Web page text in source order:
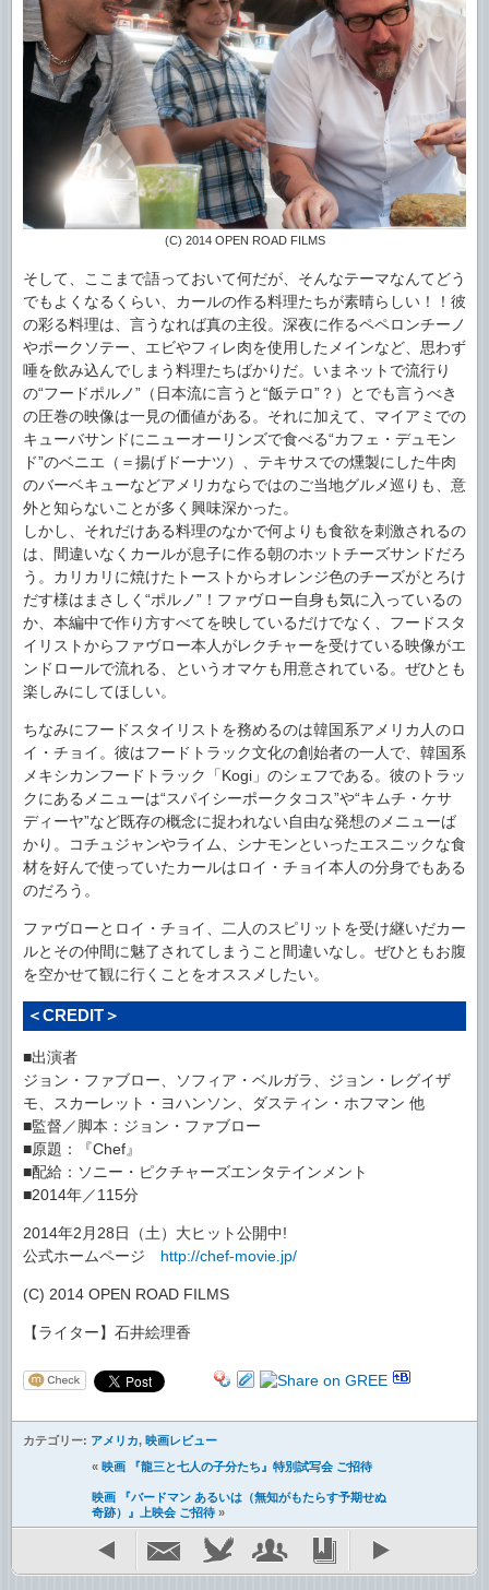
(C) 2014 OPEN ROAD FILMS
そして、ここまで語っておいて何だが、そんなテーマなんてどう
でもよくなるくらい、カールの作る料理たちが素晴らしい！！彼
の彩る料理は、言うなれば真の主役。深夜に作るペペロンチーノ
やポークソテー、エビやフィレ肉を使用したメインなど、思わず
唾を飲み込んでしまう料理たちばかりだ。いまネットで流行り
の“フードポルノ”（日本流に言うと“飯テロ”？）とでも言うべき
の圧巻の映像は一見の価値がある。それに加えて、マイアミでの
キューバサンドにニューオーリンズで食べる“カフェ・デュモン
ド”のベニエ（＝揚げドーナツ）、テキサスでの燻製にした牛肉
のバーベキューなどアメリカならではのご当地グルメ巡りも、意
外と知らないことが多く興味深かった。
しかし、それだけある料理のなかで何よりも食欲を刺激されるの
は、間違いなくカールが息子に作る朝のホットチーズサンドだろ
う。カリカリに焼けたトーストからオレンジ色のチーズがとろけ
だす様はまさしく“ポルノ”！ファヴロー自身も気に入っているの
か、本編中で作り方すべてを映しているだけでなく、フードスタ
イリストからファヴロー本人がレクチャーを受けている映像がエ
ンドロールで流れる、というオマケも用意されている。ぜひとも
楽しみにしてほしい。
ちなみにフードスタイリストを務めるのは韓国系アメリカ人のロ
イ・チョイ。彼はフードトラック文化の創始者の一人で、韓国系
メキシカンフードトラック「Kogi」のシェフである。彼のトラッ
クにあるメニューは“スパイシーポークタコス”や“キムチ・ケサ
ディーヤ”など既存の概念に捉われない自由な発想のメニューば
かり。コチュジャンやライム、シナモンといったエスニックな食
材を好んで使っていたカールはロイ・チョイ本人の分身でもある
のだろう。
ファヴローとロイ・チョイ、二人のスピリットを受け継いだカー
ルとその仲間に魅了されてしまうこと間違いなし。ぜひともお腹
を空かせて観に行くことをオススメしたい。
＜CREDIT＞
■出演者
ジョン・ファブロー、ソフィア・ベルガラ、ジョン・レグイザ
モ、スカーレット・ヨハンソン、ダスティン・ホフマン 他
■監督／脚本：ジョン・ファブロー
■原題：『Chef』
■配給：ソニー・ピクチャーズエンタテインメント
■2014年／115分
2014年2月28日（土）大ヒット公開中!
公式ホームページ http://chef-movie.jp/
(C) 2014 OPEN ROAD FILMS
【ライター】石井絵理香
カテゴリー: アメリカ, 映画レビュー
« 映画 『龍三と七人の子分たち』特別試写会 ご招待
映画 『バードマン あるいは（無知がもたらす予期せぬ
奇跡）』上映会 ご招待 »